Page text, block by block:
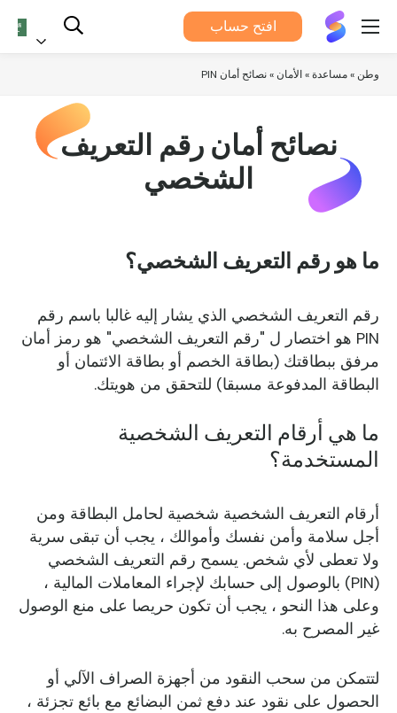
يناسبني®
افتح حساب
وطن »مساعدة»الأمان »نصائح أمان PIN
نصائح أمان رقم التعريف
الشخصي
ما هو رقم التعريف الشخصي؟
رقم التعريف الشخصي الذي يشار إليه غالبا باسم رقم
PIN هو اختصار ل "رقم التعريف الشخصي" هو رمز أمان
مرفق ببطاقتك (بطاقة الخصم أو بطاقة الائتمان أو
البطاقة المدفوعة مسبقا) للتحقق من هويتك.
ما هي أرقام التعريف الشخصية
المستخدمة؟
أرقام التعريف الشخصية شخصية لحامل البطاقة ومن
أجل سلامة وأمن نفسك وأموالك ، يجب أن تبقى سرية
ولا تعطى لأي شخص. يسمح رقم التعريف الشخصي
(PIN) بالوصول إلى حسابك لإجراء المعاملات المالية ،
وعلى هذا النحو ، يجب أن تكون حريصا على منع الوصول
غير المصرح به.
لتتمكن من سحب النقود من أجهزة الصراف الآلي أو
الحصول على نقود عند دفع ثمن البضائع مع بائع تجزئة ،